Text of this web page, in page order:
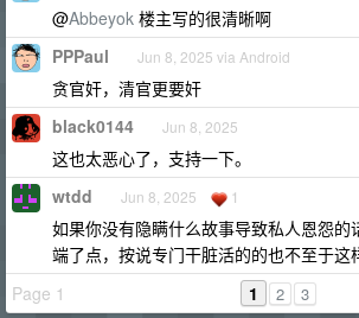
@Abbeyok 楼主写的很清晰啊
PPPaul Jun 8, 2025 via Android
贪官奸，清官更要奸
black0144 Jun 8, 2025
这也太恶心了，支持一下。
wtdd Jun 8, 2025 1
如果你没有隐瞒什么故事导致私人恩怨的
端了点，按说专门干脏活的的也不至于
Page 1
1 2 3